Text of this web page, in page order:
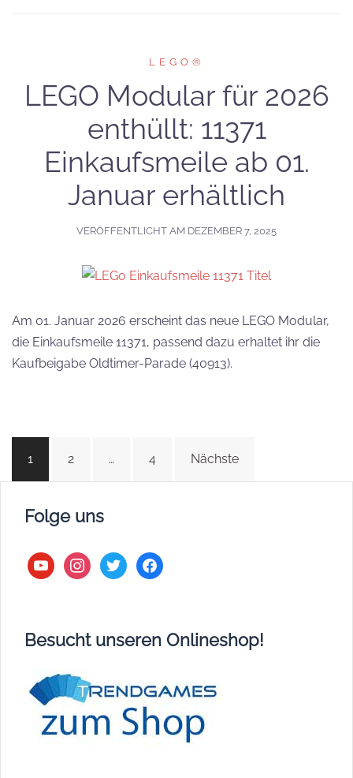
LEGO®
LEGO Modular für 2026
enthüllt: 11371
Einkaufsmeile ab 01.
Januar erhältlich
VERÖFFENTLICHT AM DEZEMBER 7, 2025
Am 01. Januar 2026 erscheint das neue LEGO Modular,
die Einkaufsmeile 11371, passend dazu erhaltet ihr die
Kaufbeigabe Oldtimer-Parade (40913).
Beitragsnavigation
1 2 … 4 Nächste
Folge uns
youtubeinstagram
twitter facebook
Besucht unseren Onlineshop!